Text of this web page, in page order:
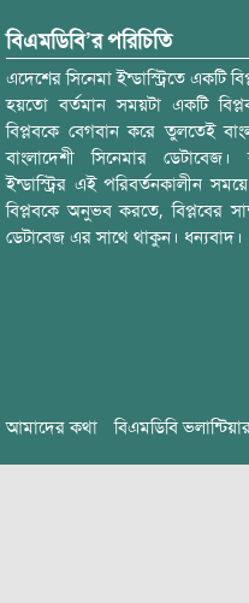
বিএমডিবি’র পরিচিতি
এদেশের সিনেমা ইন্ডাস্ট্রিতে একটি
হয়তো বর্তমান সময়টা একটি
বিপ্লবকে বেগবান করে তুলতেই
বাংলাদেশী সিনেমার ডেটাবেজ।
ইন্ডাস্ট্রির এই পরিবর্তনকালীন সময়ে
বিপ্লবকে অনুভব করতে, বিপ্লবের
ডেটাবেজ এর সাথে থাকুন। ধন্যবাদ।
আমাদের কথা বিএমডিবি